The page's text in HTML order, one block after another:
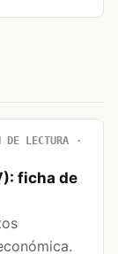
LECTURA
ficha de